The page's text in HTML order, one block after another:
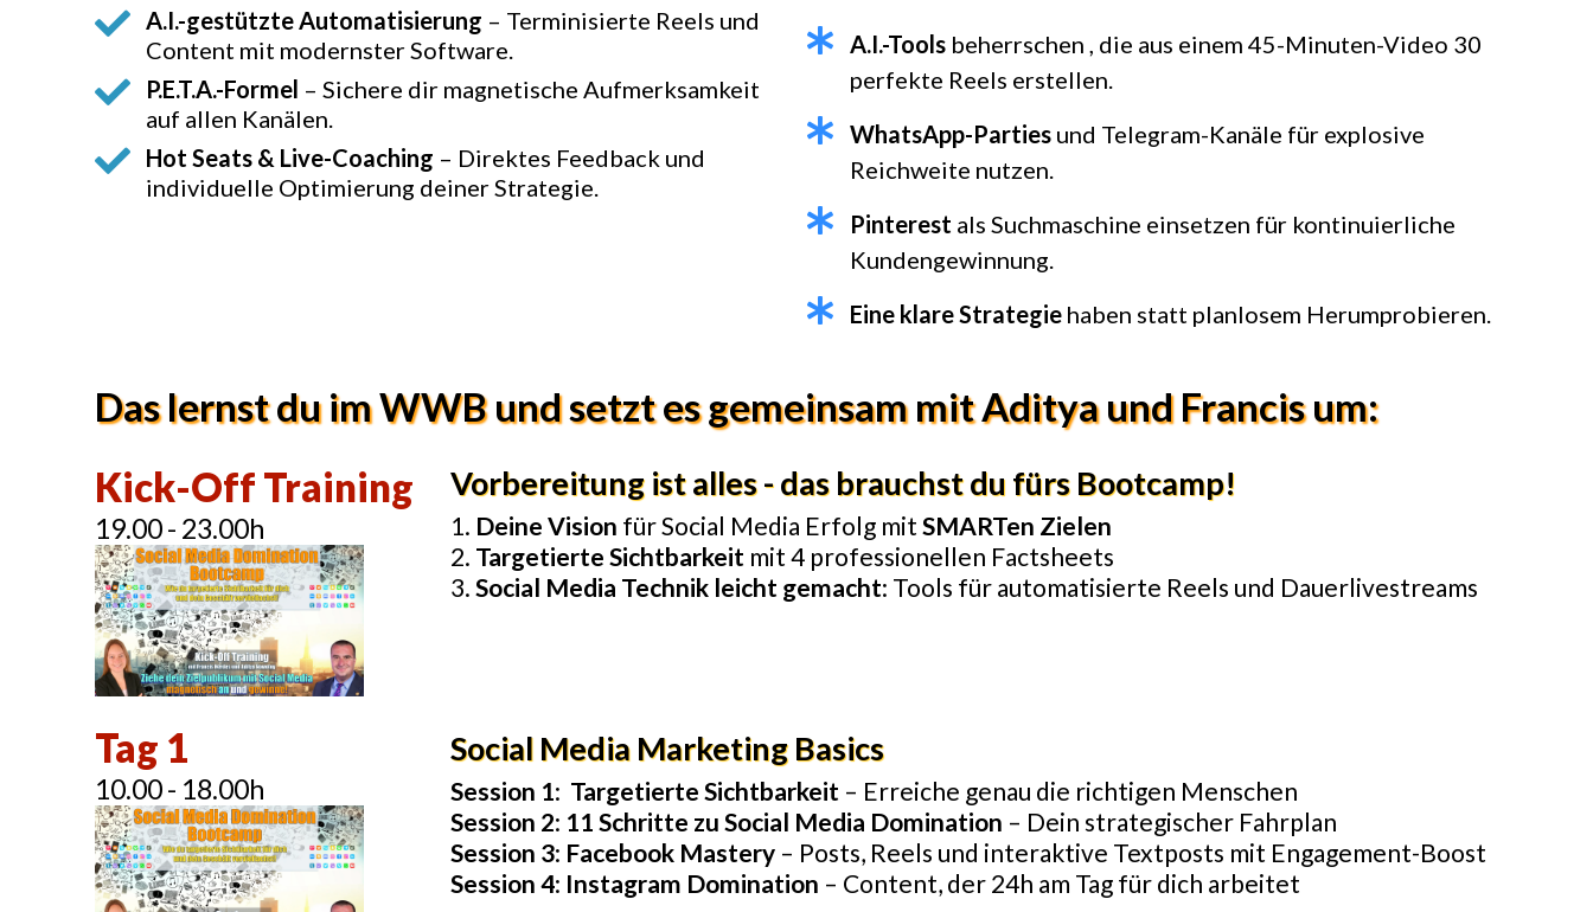
A.I.-gestützte Automatisierung – Terminisierte Reels und
Content mit modernster Software.
P.E.T.A.-Formel – Sichere dir magnetische Aufmerksamkeit
auf allen Kanälen.
Hot Seats & Live-Coaching – Direktes Feedback und
individuelle Optimierung deiner Strategie.
A.I.-Tools beherrschen , die aus einem 45-Minuten-Video 30
perfekte Reels erstellen.
WhatsApp-Parties und Telegram-Kanäle für explosive
Reichweite nutzen.
Pinterest als Suchmaschine einsetzen für kontinuierliche
Kundengewinnung.
Eine klare Strategie haben statt planlosem Herumprobieren.
Das lernst du im WWB und setzt es gemeinsam mit Aditya und Francis um:
Kick-Off Training
19.00 - 23.00h
Vorbereitung ist alles - das brauchst du fürs Bootcamp!
1. Deine Vision für Social Media Erfolg mit SMARTen Zielen
2. Targetierte Sichtbarkeit mit 4 professionellen Factsheets
3. Social Media Technik leicht gemacht: Tools für automatisierte Reels und Dauerlivestreams
Tag 1
10.00 - 18.00h
Social Media Marketing Basics
Session 1: Targetierte Sichtbarkeit – Erreiche genau die richtigen Menschen
Session 2: 11 Schritte zu Social Media Domination – Dein strategischer Fahrplan
Session 3: Facebook Mastery – Posts, Reels und interaktive Textposts mit Engagement-Boost
Session 4: Instagram Domination – Content, der 24h am Tag für dich arbeitet